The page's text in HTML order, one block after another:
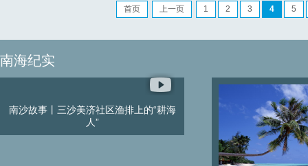
首页 上一页 1 2 3 4 5
南海纪实
南沙故事丨三沙美济社区渔排上的“耕海
人”